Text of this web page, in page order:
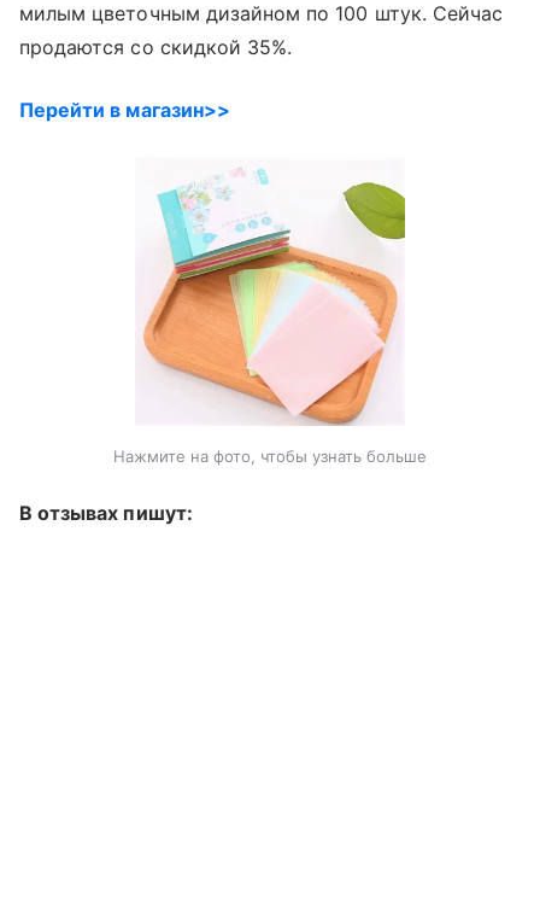
милым цветочным дизайном по 100 штук. Сейчас
продаются со скидкой 35%.
Перейти в магазин>>
Нажмите на фото, чтобы узнать больше
В отзывах пишут: